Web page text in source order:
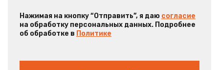
Нажимая на кнопку “Отправить”, я даю согласие
на обработку персональных данных. Подробнее
об обработке в Политике